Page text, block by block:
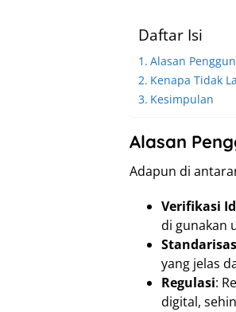
Daftar Isi
Alasan
Kenapa Tidak
Kesimpulan
Alasan
Adapun di
Verifikasi
di gunakan
yang jelas
Regulasi:
digital,